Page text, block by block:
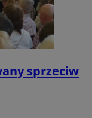
sprzeciw